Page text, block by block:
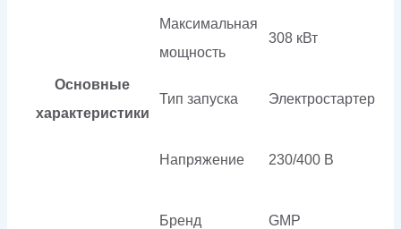
Основные
характеристики
Максимальная
мощность
308 кВт
Тип запуска Электростартер
Напряжение 230/400 В
Бренд GMP